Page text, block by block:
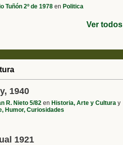
Tuñón 2º de 1978 en Politica
Ver todos
1940
R. Nieto 5/82 en Historia, Arte y Cultura y
Humor, Curiosidades
1921